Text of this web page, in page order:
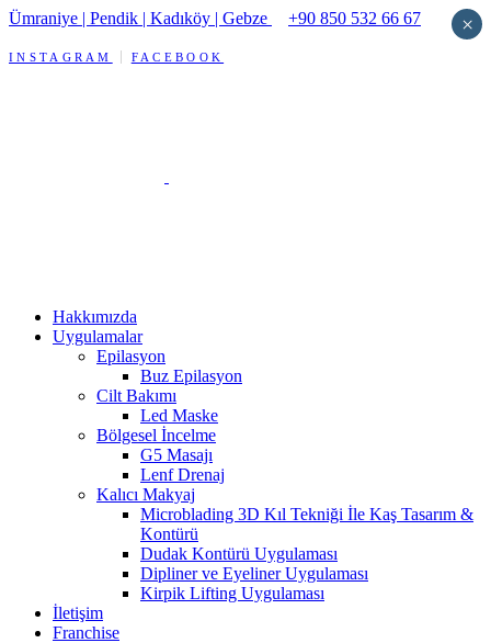
Ümraniye | Pendik | Kadıköy | Gebze +90 850 532 66 67
INSTAGRAM FACEBOOK
Hakkımızda
Uygulamalar
Epilasyon
Buz Epilasyon
Cilt Bakımı
Led Maske
Bölgesel İncelme
G5 Masajı
Lenf Drenaj
Kalıcı Makyaj
Microblading 3D Kıl Tekniği İle Kaş Tasarım &
Kontürü
Dudak Kontürü Uygulaması
Dipliner ve Eyeliner Uygulaması
Kirpik Lifting Uygulaması
İletişim
Franchise
×